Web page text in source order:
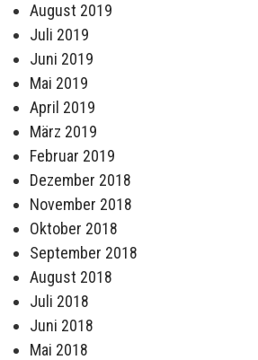
August 2019
Juli 2019
Juni 2019
Mai 2019
April 2019
März 2019
Februar 2019
Dezember 2018
November 2018
Oktober 2018
September 2018
August 2018
Juli 2018
Juni 2018
Mai 2018